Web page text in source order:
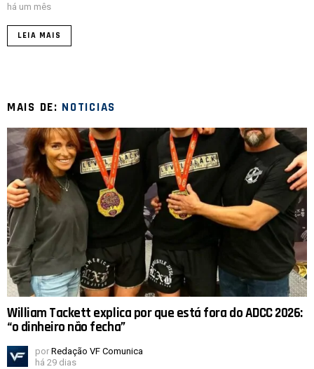
há um mês
LEIA MAIS
MAIS DE: NOTICIAS
William Tackett explica por que está fora do ADCC 2026:
“o dinheiro não fecha”
por Redação VF Comunica
há 29 dias